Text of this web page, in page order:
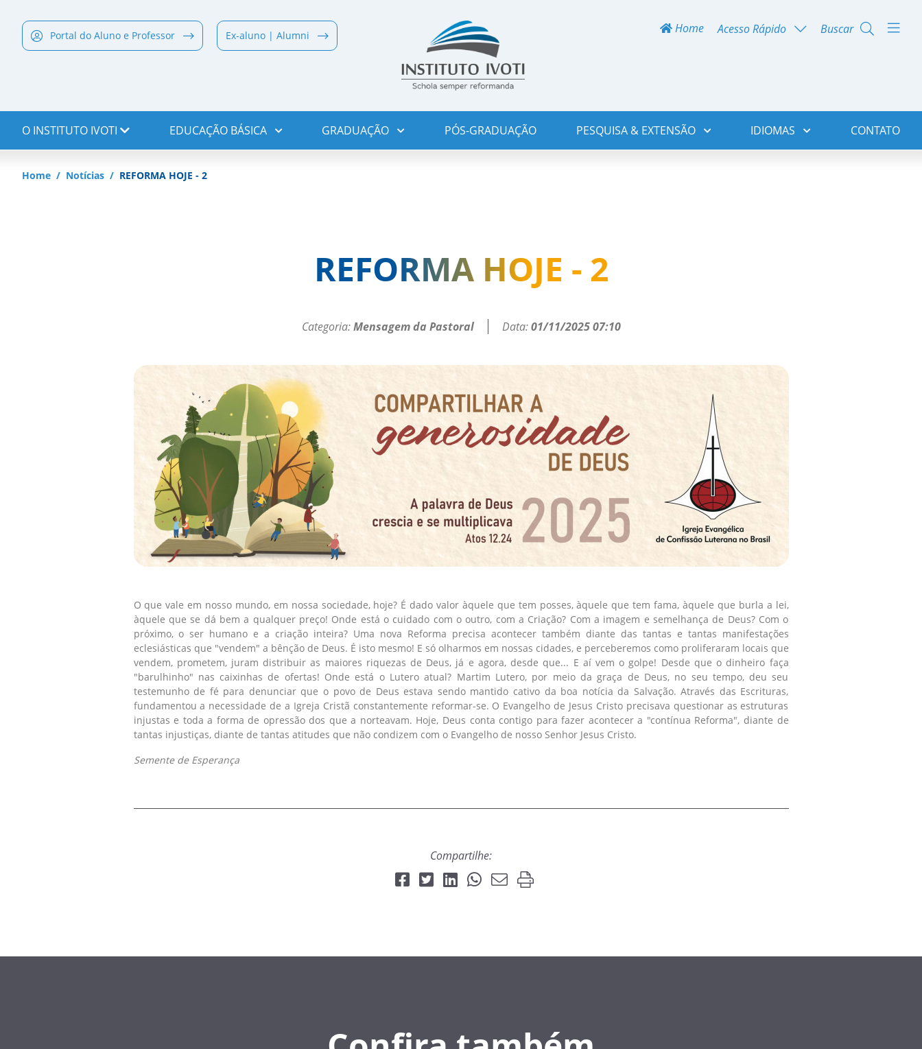
Home Acesso Rápido Buscar
Portal do Aluno e Professor Ex-aluno | Alumni
O INSTITUTO IVOTI EDUCAÇÃO BÁSICA GRADUAÇÃO PÓS-GRADUAÇÃO PESQUISA & EXTENSÃO IDIOMAS CONTATO
Home Notícias REFORMA HOJE - 2
REFORMA HOJE - 2
Categoria:Mensagem da Pastoral Data:01/11/2025 07:10
O que vale em nosso mundo, em nossa sociedade, hoje? É dado valor àquele que tem posses, àquele que tem fama, àquele que burla a lei,
àquele que se dá bem a qualquer preço! Onde está o cuidado com o outro, com a Criação? Com a imagem e semelhança de Deus? Com o
próximo, o ser humano e a criação inteira? Uma nova Reforma precisa acontecer também diante das tantas e tantas manifestações
eclesiásticas que "vendem" a bênção de Deus. É isto mesmo! E só olharmos em nossas cidades, e perceberemos como proliferaram locais que
vendem, prometem, juram distribuir as maiores riquezas de Deus, já e agora, desde que... E aí vem o golpe! Desde que o dinheiro faça
"barulhinho" nas caixinhas de ofertas! Onde está o Lutero atual? Martim Lutero, por meio da graça de Deus, no seu tempo, deu seu
testemunho de fé para denunciar que o povo de Deus estava sendo mantido cativo da boa notícia da Salvação. Através das Escrituras,
fundamentou a necessidade de a Igreja Cristã constantemente reformar-se. O Evangelho de Jesus Cristo precisava questionar as estruturas
injustas e toda a forma de opressão dos que a norteavam. Hoje, Deus conta contigo para fazer acontecer a "contínua Reforma", diante de
tantas injustiças, diante de tantas atitudes que não condizem com o Evangelho de nosso Senhor Jesus Cristo.
Semente de Esperança
Compartilhe: